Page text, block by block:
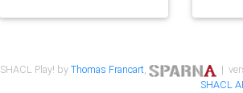
SHACL Play! byThomas Francart,
|
SHACL